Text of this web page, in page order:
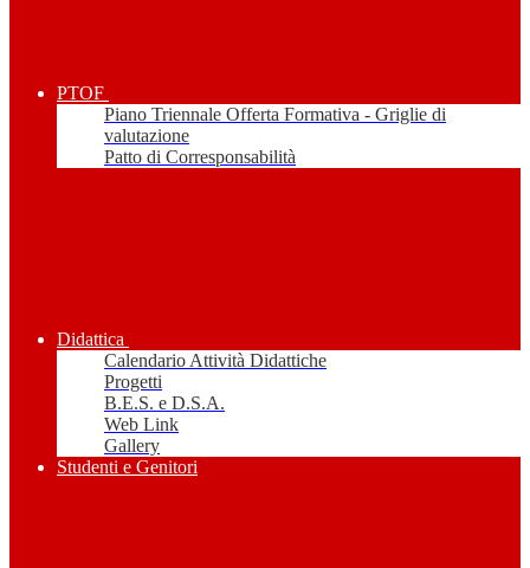
PTOF
Piano Triennale Offerta Formativa - Griglie di
valutazione
Patto di Corresponsabilità
Didattica
Calendario Attività Didattiche
Progetti
B.E.S. e D.S.A.
Web Link
Gallery
Studenti e Genitori